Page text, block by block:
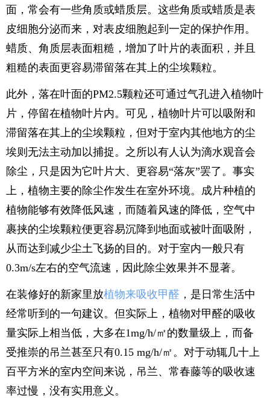
面，常会有一些角质或蜡质层。这些角质或蜡质是表
皮细胞分泌而来，对表皮细胞起到一定的保护作用。
蜡质、角质层表面粗糙，增加了叶片的表面积，并且
粗糙的表面更容易滞留落在其上的尘埃颗粒。
此外，落在叶面的PM2.5颗粒还可通过气孔进入植物叶
片，停留在植物叶片内。可见，植物叶片可以吸附和
滞留落在其上的尘埃颗粒，但对于室内其他地方的尘
埃则无法主动加以捕捉。之所以有人认为滴水观音会
除尘，只是因为它叶片大、更容易“落灰”罢了。事实
上，植物主要的除尘作发生在室外环境。成片种植的
植物能够有效降低风速，而随着风速的降低，空气中
裹挟的尘埃颗粒便更容易沉降到地面或被叶面吸附，
从而达到减少尘土飞扬的目的。对于室内一般只有
0.3m/s左右的空气流速，因此除尘效果并不显著。
在装修好的新家里放植物来吸收甲醛 ，是日常生活中
经常听到的一句建议。但实际上，植物对甲醛的吸收
量实际上相当低，大多在1mg/h/㎡的数量级上，而备
受推崇的吊兰甚至只有0.15 mg/h/㎡。对于动辄几十上
百平方米的室内空间来说，吊兰、常春藤等的吸收速
率过慢，没有实用意义。